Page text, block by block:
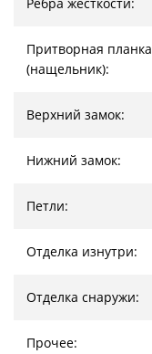
Притворная планка
(нащельник):
Верхний замок:
Нижний замок:
Петли:
Отделка изнутри:
Отделка снаружи:
Прочее: